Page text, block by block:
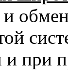
при